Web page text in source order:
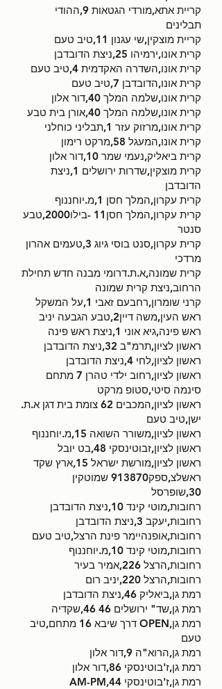
קריית אתא,מורדי הגטאות 9,ההודי
תבלינים
קריית מוצקין,שי עגנון 11,טיב טעם
קרית אונו,ירמיהו 25,ניצת הדובדבן
קרית אונו,השדרה האקדמית 4,טיב טעם
קרית אונו,הדובדבן 7,טיב טעם
קרית אונו,שלמה המלך 40,דור אלון
קרית אונו,שלמה המלך 40,אורן בית טבע
קרית אונו,מרזוק עזר 1,תבליני כוחלני
קרית אונו,המעגל 58,מרקט רימון
קרית ביאליק,נעמי שמר 10,דור אלון
קרית מוצקין,שדרות ירושלים 1,ניצת
הדובדבן
קרית עקרון,המלך חסן 1,מ.יוחננוף
קרית עקרון,המלך חסן11 -בילו2000,טבע
סנטר
קרית עקרון,סנט בוסי גיוג 3,טעמים אהרון
מרדכי
קרית שמונה,א.ת.דרומי מבנה חדש תחילת
הרחוב,ניצת קרית שמונה
קרני שומרון,רחבעם זאבי 1,על המשקל
ראש העין,משה דיין2,טבע הגבעה יניב
ראש פינה,גיא אוני 1,ניצת ראש פינה
ראשון לציון,תרמ"ב 32,ניצת הדובדבן
ראשון לציון,לחי 4,ניצת הדובדבן
ראשון לציון,רחוב ילדי טהרן 7 מתחם
סינמה סיטי,סטופ מרקט
ראשון לציון,המכבים 62 צומת בית דגן א.ת.
ישן,טיב טעם
ראשון לציון,משורר השואה 15,מ.יוחננוף
ראשון לציון,זבוטינסקי 48,בט יובל
ראשון לציון,מורשת ישראל 15,ארץ שקד
ראשלצ,ספק913870 שמוטקין
30,שופרסל
רחובות,מוטי קינד 10,ניצת הדובדבן
רחובות,יעקב 3,ניצת הדובדבן
רחובות,אופנהיימר פינת הרצל,טיב טעם
רחובות,מוטי קינד 10,מ.יוחננוף
רחובות,הרצל 226,אמיר בעיר
רחובות,הרצל 220,יניב רום
רמת גן,ביאליק 46,ניצת הדובדבן
רמת גן,שד" ירושלים 46 46,שקדיה
רמת גן,OPEN דרך שיבא 16 מתחם,טיב
טעם
רמת גן,הרוא"ה 9,דור אלון
רמת גן,ז'בוטינסקי 86,דור אלון
רמת גן,ז'בוטינסקי 44,AM-PM